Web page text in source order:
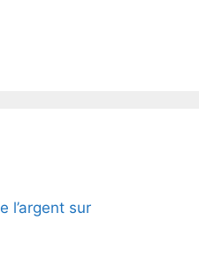
l’argent sur